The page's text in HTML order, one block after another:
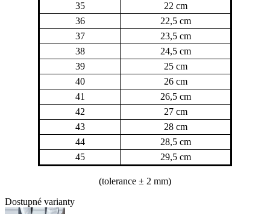
35
22 cm
36
22,5 cm
37
23,5 cm
38
24,5 cm
39
25 cm
40
26 cm
41
26,5 cm
42
27 cm
43
28 cm
44
28,5 cm
45
29,5 cm
(tolerance ± 2 mm)
Dostupné varianty